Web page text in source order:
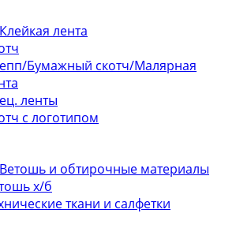
Клейкая лента
Бумажный скотч/Малярная
ленты
с логотипом
Ветошь и обтирочные материалы
х/б
ткани и салфетки